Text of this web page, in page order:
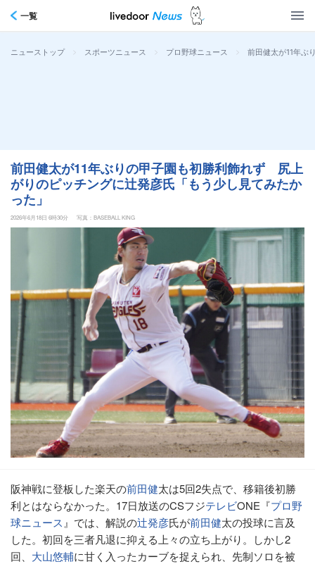
一覧
ニューストップ > スポーツニュース > プロ野球ニュース > 前田健太が11年ぶ
前田健太が11年ぶりの甲子園も初勝利飾れず 尻上
がりのピッチングに辻発彦氏「もう少し見てみたか
った」
2026年6月18日 6時30分 写真：BASEBALL KING
阪神戦に登板した楽天の前田健太は5回2失点で、移籍後初勝
利とはならなかった。17日放送のCSフジテレビONE『プロ野
球ニュース 』では、解説の辻発彦氏が前田健太の投球に言及
した。初回を三者凡退に抑える上々の立ち上がり。しかし2
回、 大山悠輔に甘く入ったカーブを捉えられ、先制ソロを被